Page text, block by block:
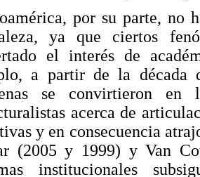
por su parte, no
ya que ciertos
el interés de
a partir de la década
se convirtieron en
acerca de
y en consecuencia
(2005 y 1999) y Van
institucionales